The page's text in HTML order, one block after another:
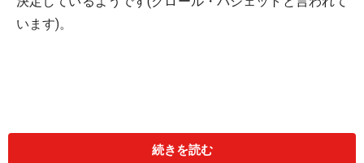
います)。
続きを読む